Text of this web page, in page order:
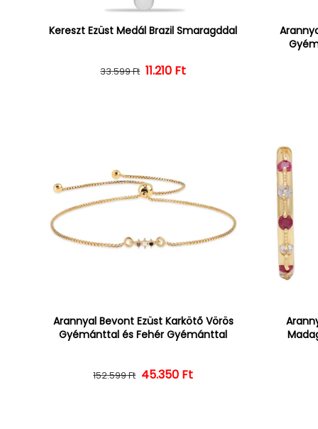
Kereszt Ezüst Medál Brazil Smaragddal
Normál ár
33.599 Ft Kedvezményes ár
11.210 Ft
Arannyal Bevont Ezüst Karkötő Vörös
Gyémánttal és Fehér Gyémánttal
Normál ár
152.599 Ft Kedvezményes ár
45.350 Ft